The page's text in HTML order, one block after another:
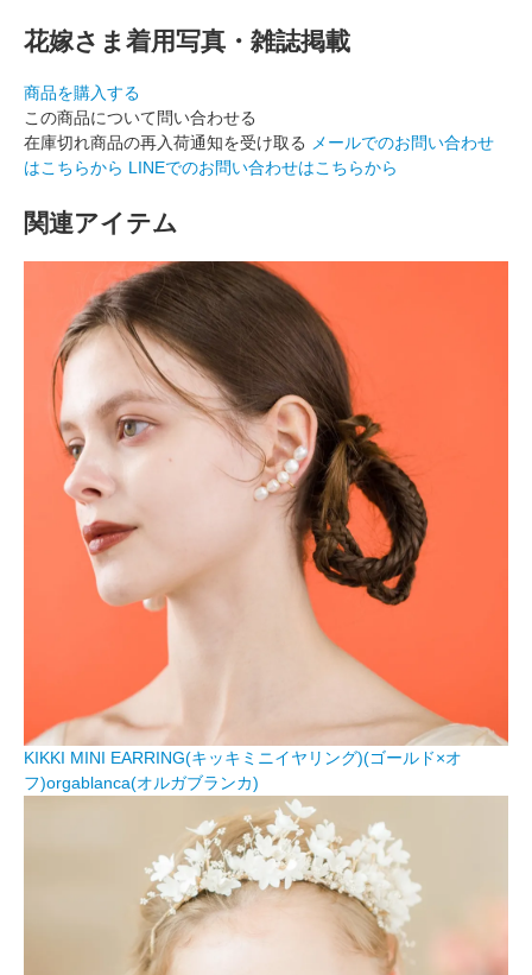
花嫁さま着用写真・雑誌掲載
商品を購入する
この商品について問い合わせる
在庫切れ商品の再入荷通知を受け取る
メールでのお問い合わせ
はこちらから LINEでのお問い合わせはこちらから
関連アイテム
KIKKI MINI EARRING(キッキミニイヤリング)(ゴールド×オ
フ)orgablanca(オルガブランカ)